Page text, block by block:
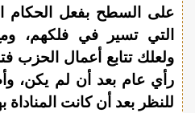
على السطح بفعل الحكام
التي تسير في فلكهم،
ولعلك تتابع أعمال الحزب
رأي عام بعد أن لم يكن،
للنظر بعد أن كانت المناداة